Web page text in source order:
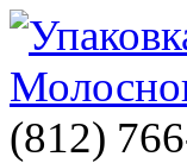
(812)